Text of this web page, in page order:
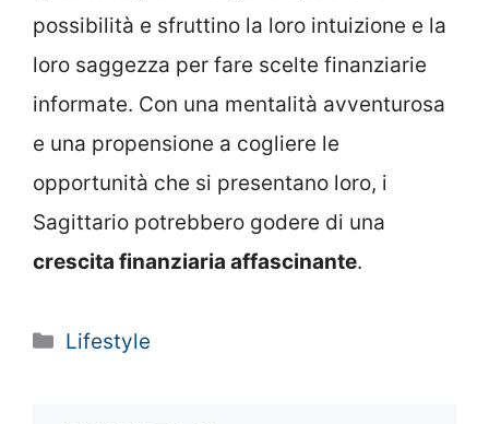
possibilità e sfruttino la loro intuizione e la
loro saggezza per fare scelte finanziarie
informate. Con una mentalità avventurosa
e una propensione a cogliere le
opportunità che si presentano loro, i
Sagittario potrebbero godere di una
crescita finanziaria affascinante.
Categorie
Lifestyle